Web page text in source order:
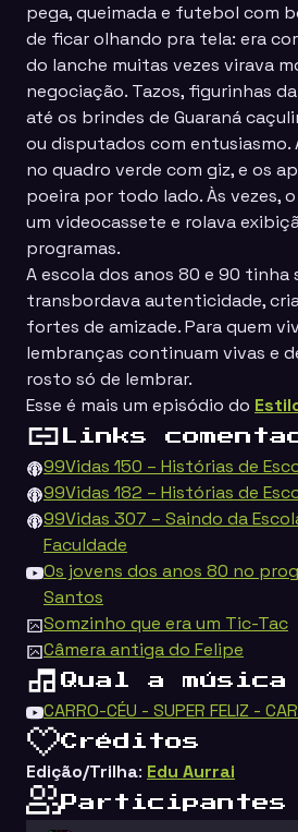
pega, queimada e futebol com
de ficar olhando pra tela: era
do lanche muitas vezes virava
negociação. Tazos, figurinhas
até os brindes de Guaraná
ou disputados com entusiasmo.
no quadro verde com giz, e os
poeira por todo lado. Às vezes,
um videocassete e rolava
programas.
A escola dos anos 80 e 90 tinha
transbordava autenticidade,
fortes de amizade. Para quem
lembranças continuam vivas e
rosto só de lembrar.
Esse é mais um episódio do
Links
99Vidas 150 – Histórias de
99Vidas 182 – Histórias de
99Vidas 307 – Saindo da
Faculdade
Os jovens dos anos 80 no
Santos
Somzinho que era um Tic-Tac
Câmera antiga do Felipe
Qual a
CARRO-CÉU - SUPER FELIZ -
Créditos
Edição/Trilha: Edu Aurrai
Participantes